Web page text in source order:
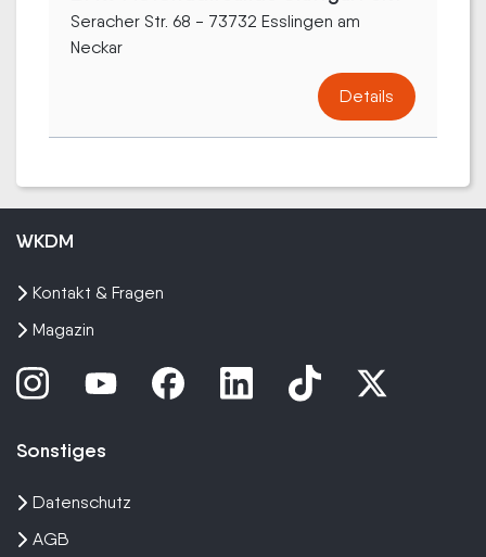
Seracher Str. 68 - 73732 Esslingen am
Neckar
Details
WKDM
Kontakt & Fragen
Magazin
Sonstiges
Datenschutz
AGB